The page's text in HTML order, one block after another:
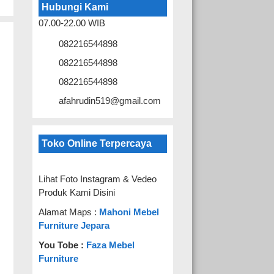
Hubungi Kami
07.00-22.00 WIB
082216544898
082216544898
082216544898
afahrudin519@gmail.com
Toko Online Terpercaya
Lihat Foto Instagram & Vedeo
Produk Kami Disini
Alamat Maps : Mahoni Mebel
Furniture Jepara
You Tobe : Faza Mebel
Furniture